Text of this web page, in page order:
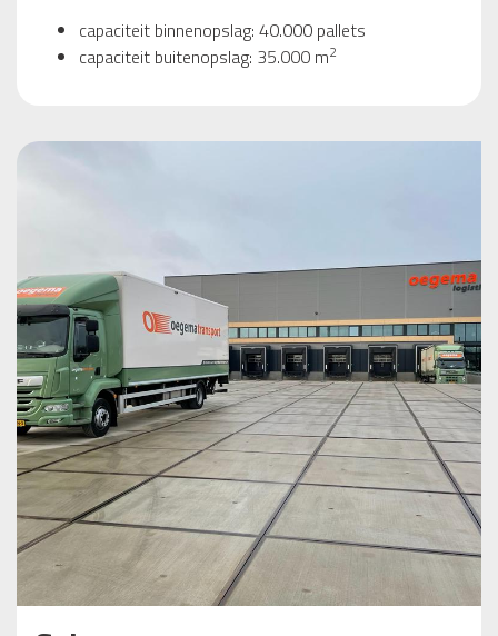
capaciteit binnenopslag: 40.000 pallets
capaciteit buitenopslag: 35.000 m2